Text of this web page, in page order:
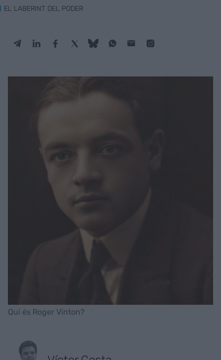
EL LABERINT DEL PODER
Qui és Roger Vinton?